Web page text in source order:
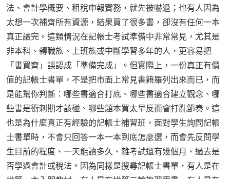
法、會計學概要、租稅申報實務，就先被嚇退；也有人因為
太想一次補齊所有資源，結果買了很多書，卻沒有任何一本
真正讀完。這類情況在記帳士考試準備中非常常見，尤其是
非本科、轉職族、上班族或中斷學習多年的人，更容易把
「書買齊」誤認成「準備完成」。但實際上，一份真正有價
值的記帳士書單，不是把市面上常見書籍羅列出來而已，而
是能幫你判斷：哪些書適合打底、哪些書適合建立觀念、哪
些書是衝刺期才該碰、哪些題本買太早反而會打亂節奏。這
也是為什麼真正有經驗的記帳士補習班，面對學生詢問記帳
士書單時，不會只回答一本一本到底怎麼選，而會先反問學
生目前的程度、一天能讀多久、離考試還有幾個月、過去是
否學過會計或稅法。因為同樣是搜尋記帳士書單，有人是在